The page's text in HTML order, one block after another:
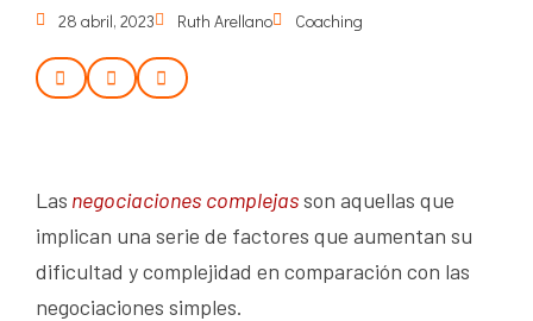
28 abril, 2023 Ruth Arellano Coaching
Las negociaciones complejasson aquellas que
implican una serie de factores que aumentan su
dificultad y complejidad en comparación con las
negociaciones simples.